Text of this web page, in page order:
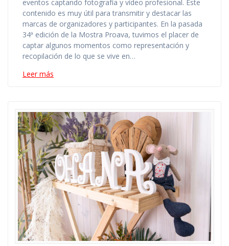
eventos captando fotografía y vídeo profesional. Este
contenido es muy útil para transmitir y destacar las
marcas de organizadores y participantes. En la pasada
34ª edición de la Mostra Proava, tuvimos el placer de
captar algunos momentos como representación y
recopilación de lo que se vive en…
Leer más